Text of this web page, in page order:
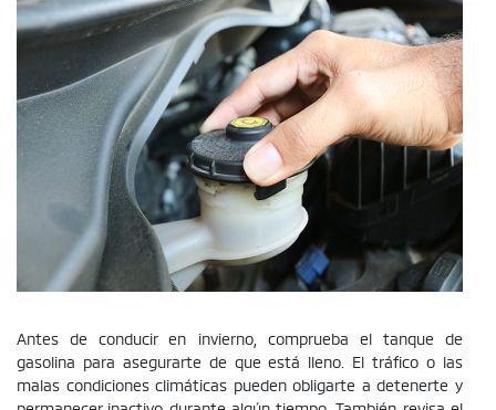
Antes de conducir en invierno, comprueba el tanque de
gasolina para asegurarte de que está lleno. El tráfico o las
malas condiciones climáticas pueden obligarte a detenerte y